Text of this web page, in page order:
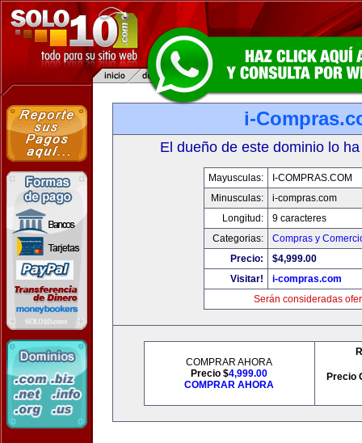
i-
El dueño de este dominio lo
Mayusculas:
I-COMPRAS.COM
Minusculas:
i-compras.com
Longitud:
9 caracteres
Categorias:
Compras y
Precio:
$4,999.00
Visitar!
i-compras.com
Serán consideradas
COMPRAR AHORA
Precio $4,999.00
COMPRAR AHORA
Precio